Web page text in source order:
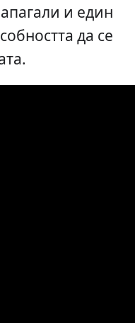
и един
да се